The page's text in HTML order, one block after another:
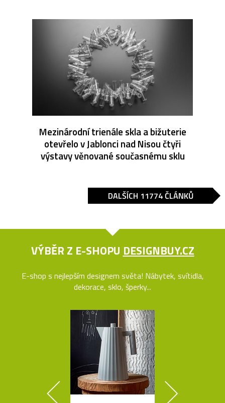
Mezinárodní trienále skla a bižuterie
otevřelo v Jablonci nad Nisou čtyři
výstavy věnované současnému sklu
DALŠÍCH 11774 ČLÁNKŮ
VÝBĚR Z E-SHOPU DESIGNBUY.CZ
E-shop s nejlepším designem světa! Nábytek, svítidla,
dekorace, sklo, šperky...